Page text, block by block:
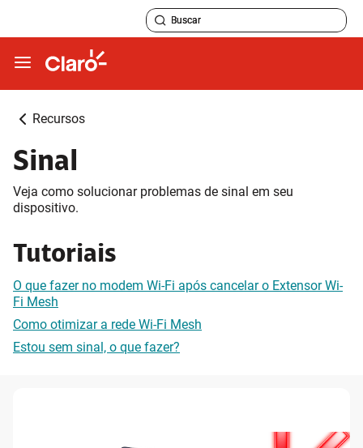
Recursos
Sinal
Veja como solucionar problemas de sinal em seu
dispositivo.
Tutoriais
O que fazer no modem Wi-Fi após cancelar o Extensor Wi-
Fi Mesh
Como otimizar a rede Wi-Fi Mesh
Estou sem sinal, o que fazer?